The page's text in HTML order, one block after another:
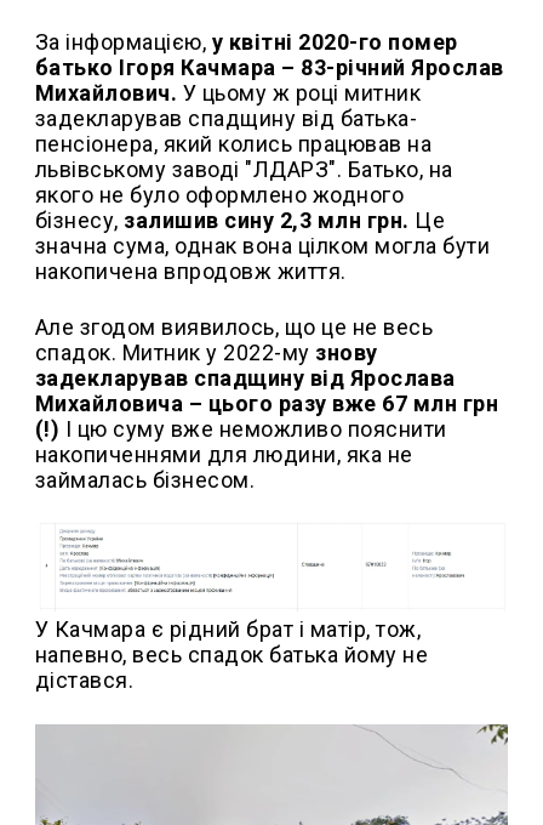
За інформацією, у квітні 2020-го помер
батько Ігоря Качмара – 83-річний Ярослав
Михайлович. У цьому ж році митник
задекларував спадщину від батька-
пенсіонера, який колись працював на
львівському заводі "ЛДАРЗ". Батько, на
якого не було оформлено жодного
бізнесу, залишив сину 2,3 млн грн. Це
значна сума, однак вона цілком могла бути
накопичена впродовж життя.
Але згодом виявилось, що це не весь
спадок. Митник у 2022-му знову
задекларував спадщину від Ярослава
Михайловича – цього разу вже 67 млн грн
(!) І цю суму вже неможливо пояснити
накопиченнями для людини, яка не
займалась бізнесом.
У Качмара є рідний брат і матір, тож,
напевно, весь спадок батька йому не
дістався.